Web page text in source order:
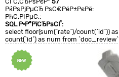
РќРѕРјРµСЂ РѕС€РёР±РєРё:
РћС‚РІРµС‚:
SQL Р·Р°РїСЂРѕСЃ:
select floor(sum(`rate`)/count(`id`))
count(`id`) as num from